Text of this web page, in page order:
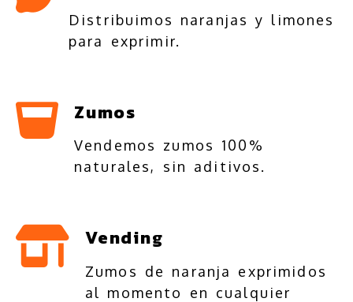
Distribuimos naranjas y limones
para exprimir.
Zumos
Vendemos zumos 100%
naturales, sin aditivos.
Vending
Zumos de naranja exprimidos
al momento en cualquier